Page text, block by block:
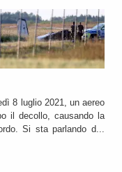
8 luglio 2021, un aereo
il decollo, causando la
Si sta parlando d...